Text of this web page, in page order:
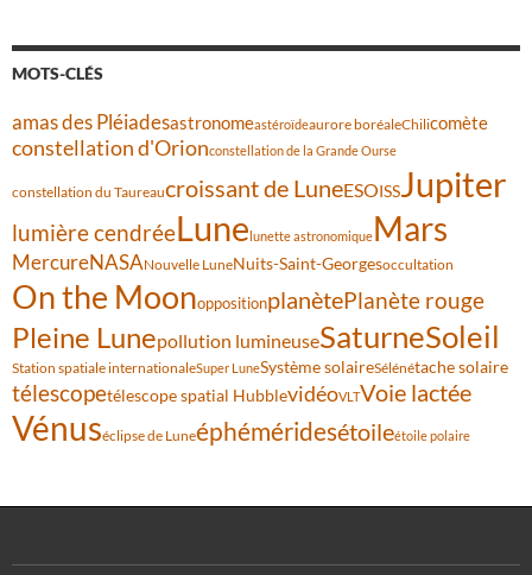
MOTS-CLÉS
amas des Pléiadesastronomeastéroïdeaurore boréaleChilicomète
constellation d'Orionconstellation de la Grande Ourse
constellation du Taureaucroissant de LuneESOISSJupiter
lumière cendréeLunelunette astronomiqueMars
MercureNASANouvelle LuneNuits-Saint-Georgesoccultation
On the MoonoppositionplanètePlanète rouge
Pleine Lunepollution lumineuseSaturneSoleil
Station spatiale internationaleSuper LuneSystème solaireSélénétache solaire
télescopetélescope spatial HubblevidéoVLTVoie lactée
Vénuséclipse de Luneéphéméridesétoileétoile polaire